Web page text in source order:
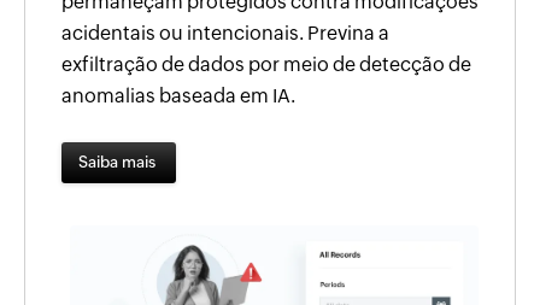
acidentais ou intencionais. Previna a
exfiltração de dados por meio de detecção de
anomalias baseada em IA.
Saiba mais